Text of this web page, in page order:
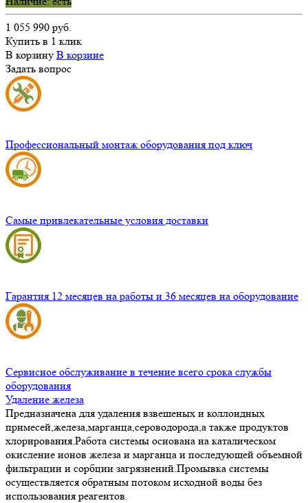
1 055 990 руб.
Купить в 1 клик
В корзину В корзине
Задать вопрос
Профессиональный монтаж оборудования под ключ
Самые привлекательные условия доставки
Гарантия 12 месяцев на работы и 36 месяцев на оборудование
Сервисное обслуживание в течение всего срока службы
оборудования
Удаление железа
Предназначена для удаления взвешеных и коллоидных
примесей,железа,марганца,сероводорода,а также продуктов
хлорирования.Работа системы основана на каталическом
окисление ионов железа и марганца и последующей объемной
фильтрации и сорбции загрязнений.Промывка системы
осуществляется обратным потоком исходной воды без
использования реагентов.